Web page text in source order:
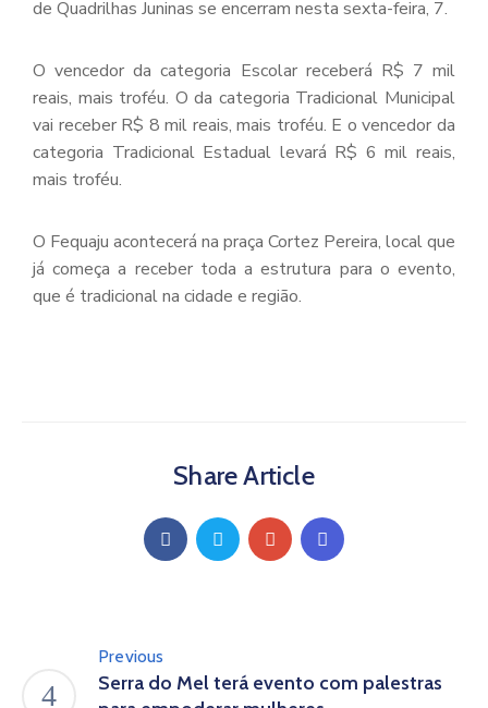
de Quadrilhas Juninas se encerram nesta sexta-feira, 7.
O vencedor da categoria Escolar receberá R$ 7 mil
reais, mais troféu. O da categoria Tradicional Municipal
vai receber R$ 8 mil reais, mais troféu. E o vencedor da
categoria Tradicional Estadual levará R$ 6 mil reais,
mais troféu.
O Fequaju acontecerá na praça Cortez Pereira, local que
já começa a receber toda a estrutura para o evento,
que é tradicional na cidade e região.
Share Article
Previous
Serra do Mel terá evento com palestras